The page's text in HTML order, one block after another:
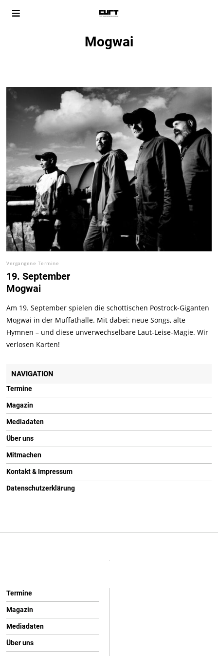
Mogwai
Vergangene Termine
19. September
Mogwai
Am 19. September spielen die schottischen Postrock-Giganten
Mogwai in der Muffathalle. Mit dabei: neue Songs, alte
Hymnen – und diese unverwechselbare Laut-Leise-Magie. Wir
verlosen Karten!
NAVIGATION
Termine
Magazin
Mediadaten
Über uns
Mitmachen
Kontakt & Impressum
Datenschutzerklärung
Termine
Magazin
Mediadaten
Über uns